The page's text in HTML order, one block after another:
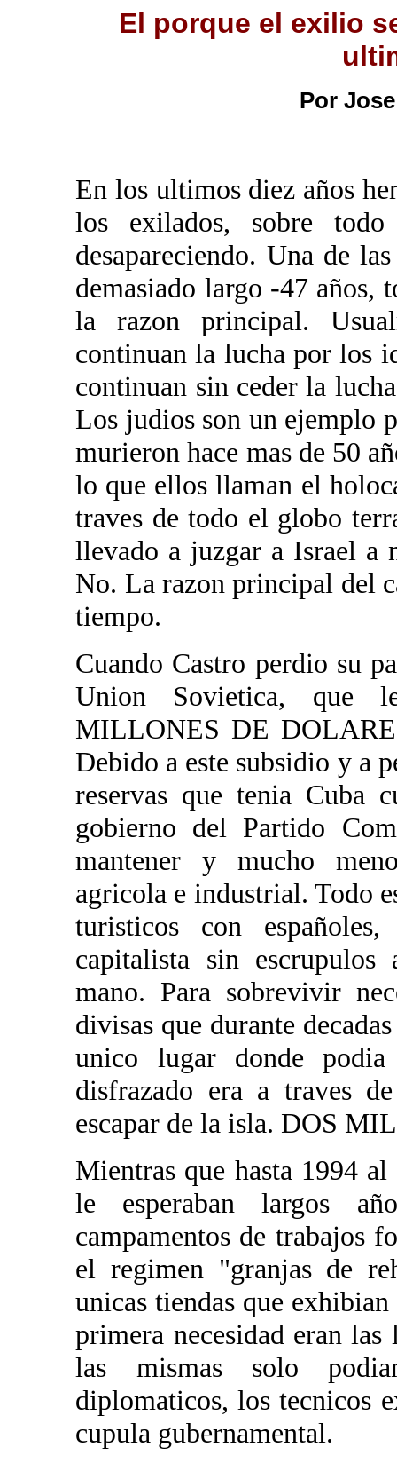
El porque el exilio
Por
En los ultimos diez años
los exilados, sobre
desapareciendo. Una de
demasiado largo -47 años,
la razon principal.
continuan la lucha por los
continuan sin ceder la
Los judios son un ejemplo
murieron hace mas de 50
lo que ellos llaman el
traves de todo el globo
llevado a juzgar a Israel a
No. La razon principal del
tiempo.
Cuando Castro perdio su
Union Sovietica, que
MILLONES DE
Debido a este subsidio y a
reservas que tenia Cuba
gobierno del Partido
mantener y mucho
agricola e industrial. Todo
turisticos con
capitalista sin escrupulos
mano. Para sobrevivir
divisas que durante
unico lugar donde podia
disfrazado era a traves
escapar de la isla. DOS
Mientras que hasta 1994
le esperaban largos
campamentos de trabajos
el regimen "granjas de
unicas tiendas que
primera necesidad eran
las mismas solo
diplomaticos, los tecnicos
cupula gubernamental.